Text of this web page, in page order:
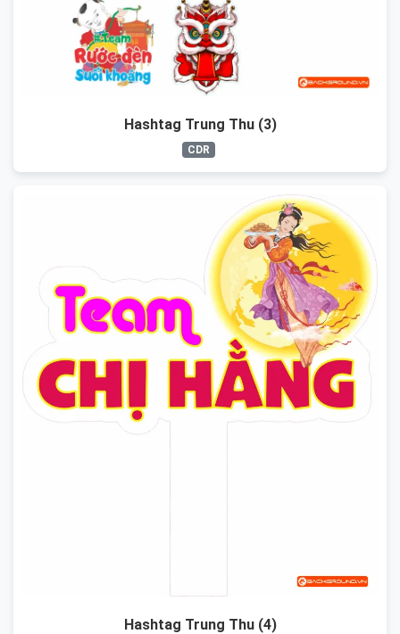
Hashtag Trung Thu (3)
CDR
Hashtag Trung Thu (4)